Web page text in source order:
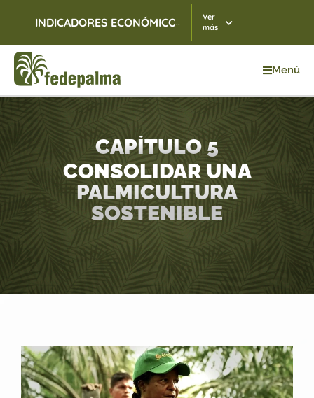
INDICADORES ECONÓMICOS TRM 06/08/2026
...
Ver
más
Menú
Inicio >Capítulo 5
CAPÍTULO 5
CONSOLIDAR UNA
PALMICULTURA
SOSTENIBLE